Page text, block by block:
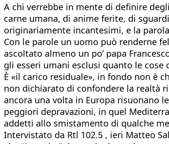
A chi verrebbe in mente di definire
carne umana, di anime ferite, di
originariamente incantesimi, e la
Con le parole un uomo può renderne
ascoltato almeno un po’ papa
gli esseri umani esclusi quanto le cose
È «il carico residuale», in fondo non è
non dichiarato di confondere la realtà
ancora una volta in Europa risuonano
peggiori depravazioni, in quel
addetti allo smistamento di qualche
Intervistato da Rtl 102.5 , ieri Matteo